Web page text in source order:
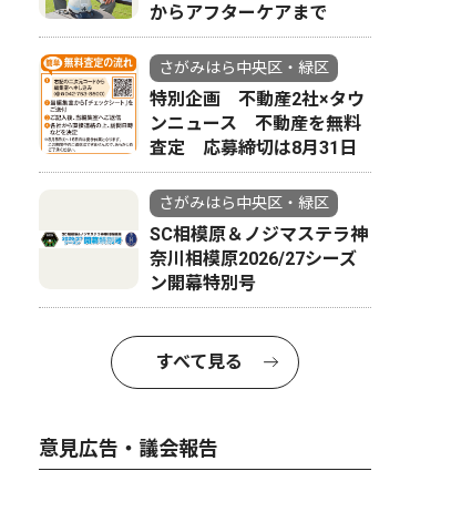
食品を寄付する
からアフターケアまで
さがみはら中央区・緑区
特別企画 不動産2社×タウ
ンニュース 不動産を無料
査定 応募締切は8月31日
さがみはら中央区・緑区
SC相模原＆ノジマステラ神
奈川相模原2026/27シーズ
ン開幕特別号
すべて見る
意見広告・議会報告